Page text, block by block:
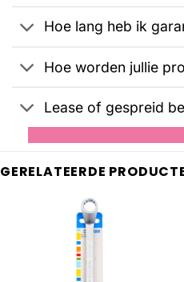
Hoe lang heb ik
Hoe worden jullie
Lease of gespreid
GERELATEERDE